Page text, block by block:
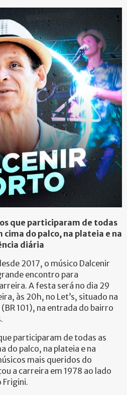
que participaram de todas
cima do palco, na plateia e na
diária
2017, o músico Dalcenir
encontro para
A festa será no dia 29
às 20h, no Let’s, situado na
101), na entrada do bairro
participaram de todas as
do palco, na plateia e na
mais queridos do
a carreira em 1978 ao lado
Frigini.